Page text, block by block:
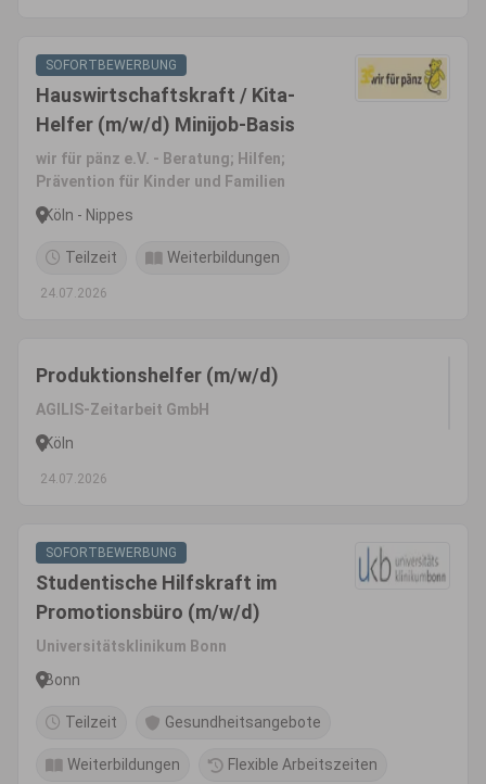
SOFORTBEWERBUNG
Hauswirtschaftskraft / Kita-
Helfer (m/w/d) Minijob-Basis
wir für pänz e.V. - Beratung; Hilfen;
Prävention für Kinder und Familien
Köln - Nippes
Teilzeit Weiterbildungen
24.07.2026
Produktionshelfer (m/w/d)
AGILIS-Zeitarbeit GmbH
Köln
24.07.2026
SOFORTBEWERBUNG
Studentische Hilfskraft im
Promotionsbüro (m/w/d)
Universitätsklinikum Bonn
Bonn
Teilzeit Gesundheitsangebote
Weiterbildungen Flexible Arbeitszeiten